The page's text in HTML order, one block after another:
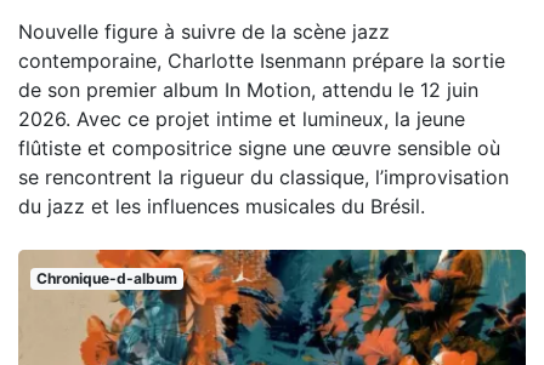
Nouvelle figure à suivre de la scène jazz
contemporaine, Charlotte Isenmann prépare la sortie
de son premier album In Motion, attendu le 12 juin
2026. Avec ce projet intime et lumineux, la jeune
flûtiste et compositrice signe une œuvre sensible où
se rencontrent la rigueur du classique, l’improvisation
du jazz et les influences musicales du Brésil.
Chronique-d-album